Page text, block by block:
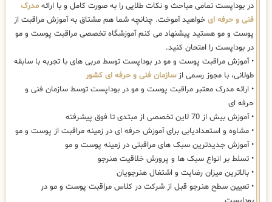
در بوداپست تمامی مباحث و نکات طلایی را به صورت کامل و با ارائه مدرک
فنی و حرفه ای خواهید آموخت. چنانچه شما هم مشتاق به آموزش مراقبت از
پوست و مو هستید پیشنهاد می کنم آموزشگاه تخصصی مراقبت پوست و مو
در بوداپست را امتحان کنید.
• آموزش مراقبت پوست و مو در بوداپست توسط مربی های با تجربه با سابقه
طولانی، با مجوز رسمی ازسازمان فنی و حرفه ای کشور
• ارائه مدرک معتبر مراقبت پوست و مو در بوداپست توسط سازمان فنی و
حرفه ای
• آموزش بیش از 70 لاین تخصصی از مبتدی تا فوق پیشرفته
• مشاوه و استعدادیابی برای آموزش حرفه ای در زمینه مراقبت از پوست و مو
• آموزش جدیدترین سبک های مراقبتی در زمینه پوست و مو
• تسلط بر انواع سبک ها و پرورش خلاقیت هنرجو
• بالاترین میزان رضایت و اشتغال هنرجویان
• تعیین سطح هنرجو قبل از شرکت در کلاس مراقبت پوست و مو در